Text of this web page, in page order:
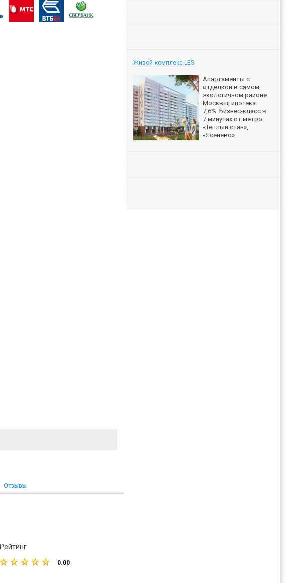
Отзывы
Рейтинг
0.00
Живой комплекс LES
Апартаменты с
отделкой в самом
экологичном районе
Москвы, ипотека
7,6%. Бизнес-класс в
7 минутах от метро
«Тёплый стан»,
«Ясенево»